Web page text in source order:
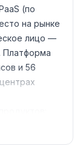
(по
на рынке
лицо —
Платформа
и 56
pay-as-you-